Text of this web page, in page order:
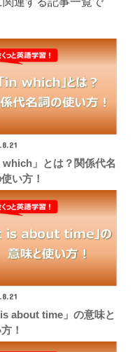
which」とは？関係代名
い方！
is about time」の意味と
！